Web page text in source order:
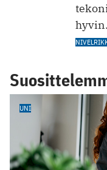
hyvin.
UNI